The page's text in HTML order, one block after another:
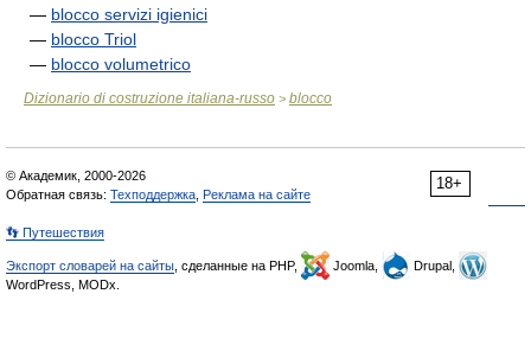
— blocco servizi igienici
— blocco Triol
— blocco volumetrico
Dizionario di costruzione italiana-russo > blocco
18+
© Академик, 2000-2026
Обратная связь: Техподдержка Реклама на сайте
👣 Путешествия
Экспорт словарей на сайты , сделанные на PHP, Joomla,
Drupal,
WordPress, MODx.